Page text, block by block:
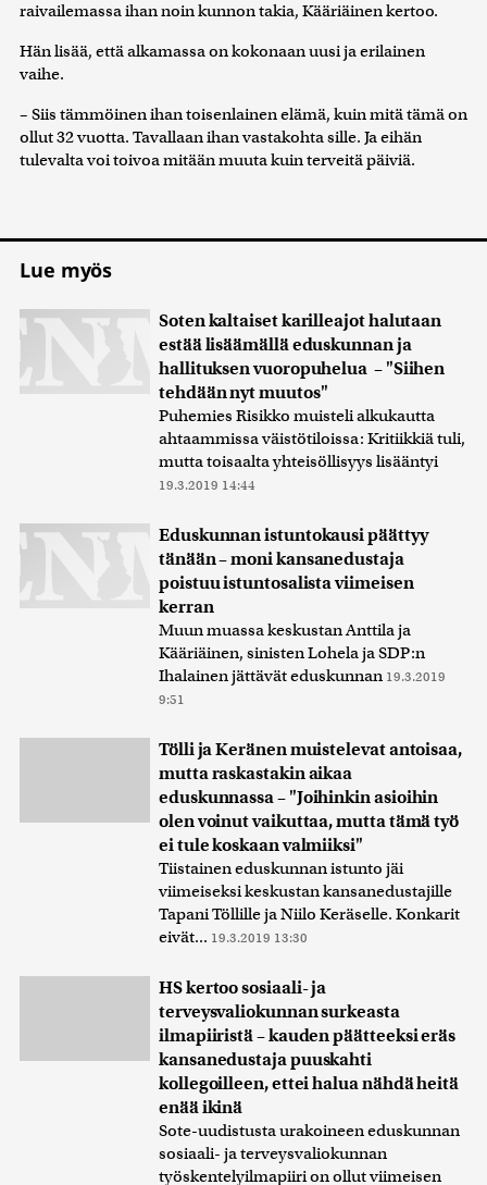
raivailemassa ihan noin kunnon takia, Kääriäinen kertoo.
Hän lisää, että alkamassa on kokonaan uusi ja erilainen
vaihe.
– Siis tämmöinen ihan toisenlainen elämä, kuin mitä tämä on
ollut 32 vuotta. Tavallaan ihan vastakohta sille. Ja eihän
tulevalta voi toivoa mitään muuta kuin terveitä päiviä.
Lue myös
Soten kaltaiset karilleajot halutaan
estää lisäämällä eduskunnan ja
hallituksen vuoropuhelua – "Siihen
tehdään nyt muutos"
Puhemies Risikko muisteli alkukautta
ahtaammissa väistötiloissa: Kritiikkiä tuli,
mutta toisaalta yhteisöllisyys lisääntyi
19.3.2019 14:44
Eduskunnan istuntokausi päättyy
tänään – moni kansanedustaja
poistuu istuntosalista viimeisen
kerran
Muun muassa keskustan Anttila ja
Kääriäinen, sinisten Lohela ja SDP:n
Ihalainen jättävät eduskunnan 19.3.2019
9:51
Tölli ja Keränen muistelevat antoisaa,
mutta raskastakin aikaa
eduskunnassa – "Joihinkin asioihin
olen voinut vaikuttaa, mutta tämä työ
ei tule koskaan valmiiksi"
Tiistainen eduskunnan istunto jäi
viimeiseksi keskustan kansanedustajille
Tapani Töllille ja Niilo Keräselle. Konkarit
eivät... 19.3.2019 13:30
HS kertoo sosiaali- ja
terveysvaliokunnan surkeasta
ilmapiiristä – kauden päätteeksi eräs
kansanedustaja puuskahti
kollegoilleen, ettei halua nähdä heitä
enää ikinä
Sote-uudistusta urakoineen eduskunnan
sosiaali- ja terveysvaliokunnan
työskentelyilmapiiri on ollut viimeisen